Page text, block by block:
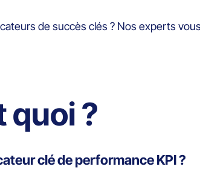
de succès clés ? Nos experts
quoi ?
clé de performance KPI ?